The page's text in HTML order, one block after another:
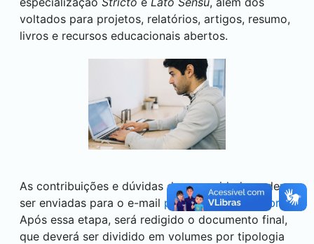
voltados para projetos, relatórios, artigos, resumo,
livros e recursos educacionais abertos.
As contribuições e dúvidas da comunidade podem
ser enviadas para o e-mail padroes@utfpr.edu.br.
Após essa etapa, será redigido o documento final,
que deverá ser dividido em volumes por tipologia